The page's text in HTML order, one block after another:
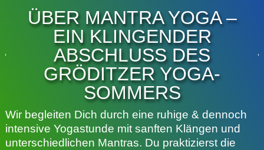
ÜBER MANTRA YOGA –
EIN KLINGENDER
ABSCHLUSS DES
GRÖDITZER YOGA-
SOMMERS
Wir begleiten Dich durch eine ruhige & dennoch
intensive Yogastunde mit sanften Klängen und
unterschiedlichen Mantras. Du praktizierst die